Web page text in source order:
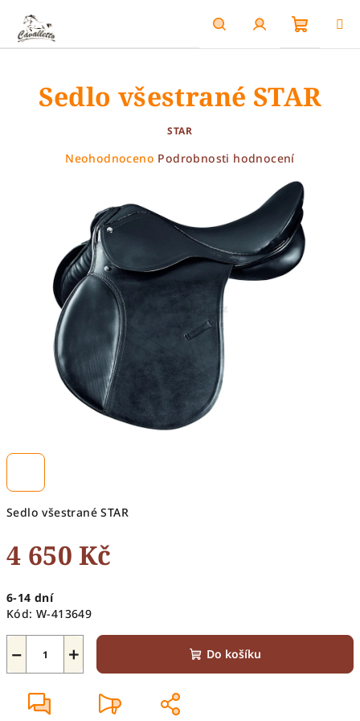
obsah
HledatPřihlášení
košík
Sedlo všestrané STAR
4 650 Kč
cena:
6-14 dní
Kód: W-413649
+
− Do košíku
Sedlo všestrané STAR
STAR
Průměrné
5
hvězdiček.
Neohodnoceno Podrobnosti hodnocení